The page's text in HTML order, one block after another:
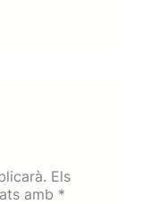
Els
amb *